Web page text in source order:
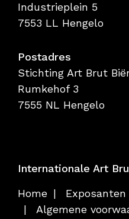
Industrieplein 5
7553 LL Hengelo
Postadres
Stichting Art Brut
Rumkehof 3
7555 NL Hengelo
Internationale Art
Home
Exposanten
Algemene